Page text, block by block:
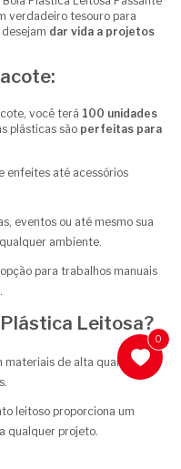
verdadeiro tesouro para
dar vida a projetos
você terá 100 unidades
plásticas são perfeitas para
enfeites até acessórios
eventos ou até mesmo sua
ambiente.
para trabalhos manuais
Plástica Leitosa?
materiais de alta qualidade,
leitoso proporciona um
qualquer projeto.
0